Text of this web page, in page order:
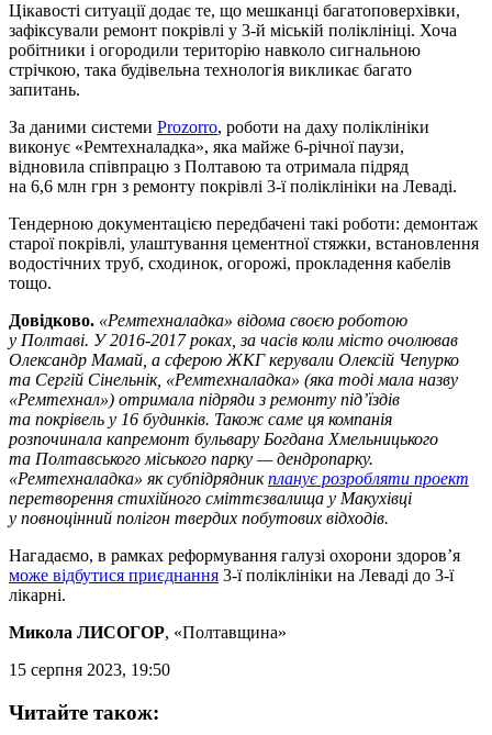
Цікавості ситуації додає те, що мешканці багатоповерхівки,
зафіксували ремонт покрівлі у 3-й міській поліклініці. Хоча
робітники і огородили територію навколо сигнальною
стрічкою, така будівельна технологія викликає багато
запитань.
За даними системи Prozorro, роботи на даху поліклініки
виконує «Ремтехналадка», яка майже 6-річної паузи,
відновила співпрацю з Полтавою та отримала підряд
на 6,6 млн грн з ремонту покрівлі 3-ї поліклініки на Леваді.
Тендерною документацією передбачені такі роботи: демонтаж
старої покрівлі, улаштування цементної стяжки, встановлення
водостічних труб, сходинок, огорожі, прокладення кабелів
тощо.
Довідково. «Ремтехналадка» відома своєю роботою
у Полтаві. У 2016-2017 роках, за часів коли місто очолював
Олександр Мамай, а сферою ЖКГ керували Олексій Чепурко
та Сергій Сінельнік, «Ремтехналадка» (яка тоді мала назву
«Ремтехнал») отримала підряди з ремонту під’їздів
та покрівель у 16 будинків. Також саме ця компанія
розпочинала капремонт бульвару Богдана Хмельницького
та Полтавського міського парку — дендропарку.
«Ремтехналадка» як субпідрядникпланує розробляти проект
перетворення стихійного сміттєзвалища у Макухівці
у повноцінний полігон твердих побутових відходів.
Нагадаємо, в рамках реформування галузі охорони здоров’я
може відбутися приєднання 3-ї поліклініки на Леваді до 3-ї
лікарні.
Микола ЛИСОГОР, «Полтавщина»
15 серпня 2023, 19:50
Читайте також: